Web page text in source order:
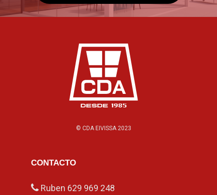
© CDA EIVISSA 2023
CONTACTO
Ruben 629 969 248